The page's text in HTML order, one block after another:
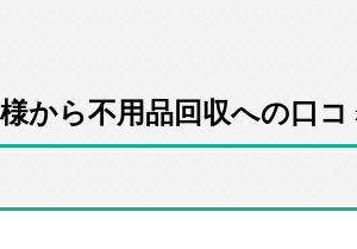
から不用品回収への口